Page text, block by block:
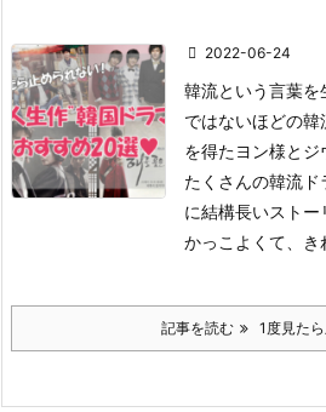
2022-06-24
韓流という言葉
ではないほどの
を得たヨン様とジ
たくさんの韓流
に結構長いストー
かっこよくて、き
記事を読む 1度見た